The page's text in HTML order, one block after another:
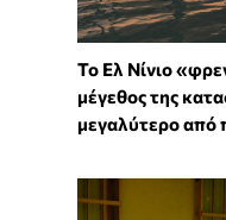
Το Ελ Νίνιο
μέγεθος της
μεγαλύτερο από